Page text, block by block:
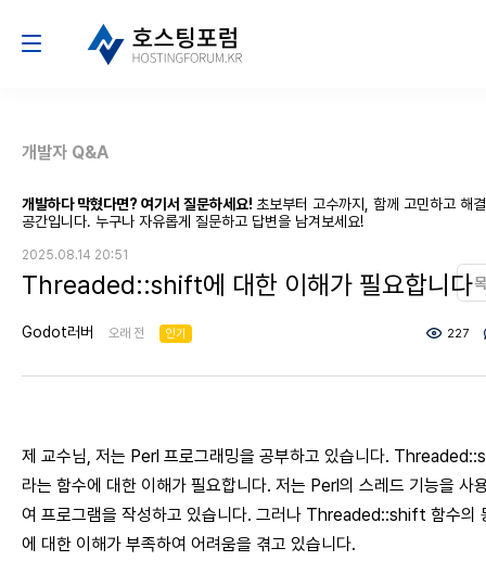
개발자 Q&A
개발하다 막혔다면? 여기서 질문하세요! 초보부터 고수까지, 함께 고민하고 해
공간입니다. 누구나 자유롭게 질문하고 답변을 남겨보세요!
2025.08.14 20:51
Threaded::shift에 대한 이해가 필요합니다
Godot러버 오래 전 인기 227
제 교수님, 저는 Perl 프로그래밍을 공부하고 있습니다.
라는 함수에 대한 이해가 필요합니다. 저는 Perl의 스레드 기능을 사
여 프로그램을 작성하고 있습니다. 그러나 Threaded::shift 함수의
에 대한 이해가 부족하여 어려움을 겪고 있습니다.